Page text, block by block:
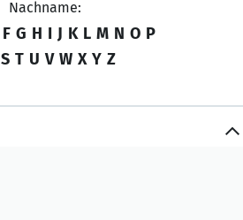
Nachname:
F G H I J K L M N O P
S T U V W X Y Z